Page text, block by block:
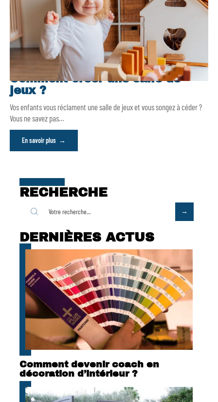
Comment créer une salle de
jeux ?
Vos enfants vous réclament une salle de jeux et vous songez à céder ?
Vous ne savez pas…
En savoir plus
RECHERCHE
DERNIÈRES ACTUS
Comment devenir coach en
décoration d’intérieur ?